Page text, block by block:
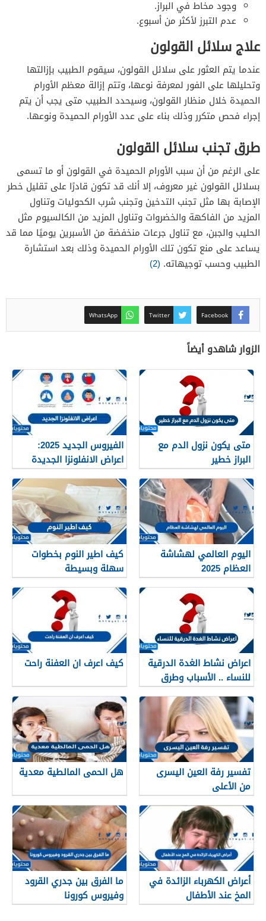
وجود مخاط في البراز.
عدم التبرز لأكثر من أسبوع.
علاج سلائل القولون
عندما يتم العثور على سلائل القولون، سيقوم الطبيب بإزالتها
وتحليلها على الفور لمعرفة نوعها، وتتم إزالة معظم الأورام
الحميدة خلال منظار القولون، وسيحدد الطبيب متى يجب أن يتم
إجراء فحص متكرر وذلك بناء على عدد الأورام الحميدة ونوعها.
طرق تجنب سلائل القولون
على الرغم من أن سبب الأورام الحميدة في القولون أو ما تسمى
بسلائل القولون غير معروف، إلا أنك قد تكون قادرًا على تقليل خطر
الإصابة بها مثل تجنب التدخين وتجنب شرب الكحوليات وتناول
المزيد من الفاكهة والخضروات وتناول المزيد من الكالسيوم مثل
الحليب والجبن، مع تناول جرعات منخفضة من الأسبرين يوميًا مما قد
يساعد على منع تكون تلك الأورام الحميدة وذلك بعد استشارة
الطبيب وحسب توجيهاته. (2)
Facebook
Twitter
WhatsApp
الزوار شاهدو أيضاً
متى يكون نزول الدم مع
البراز خطير
الفيروس الجديد 2025:
اعراض الانفلونزا الجديدة
وطرق العلاج
اليوم العالمي لهشاشة
العظام 2025
كيف اطير النوم بخطوات
سهلة وبسيطة
اعراض نشاط الغدة الدرقية
للنساء .. الأسباب وطرق
العلاج
كيف اعرف ان العفنة راحت
تفسير رفة العين اليسرى
من الأعلى
هل الحمى المالطية معدية
أعراض الكهرباء الزائدة في
المخ عند الأطفال
ما الفرق بين جدري القرود
وفيروس كورونا